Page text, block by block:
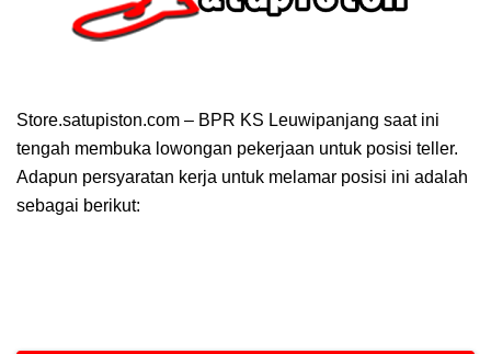
Store.satupiston.com – BPR KS Leuwipanjang saat ini
tengah membuka lowongan pekerjaan untuk posisi teller.
Adapun persyaratan kerja untuk melamar posisi ini adalah
sebagai berikut: